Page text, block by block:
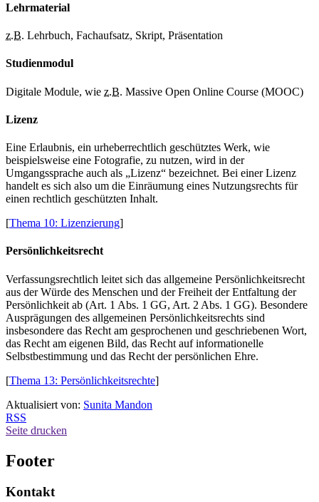
Lehrmaterial
z.B. Lehrbuch, Fachaufsatz, Skript, Präsentation
Studienmodul
Digitale Module, wie z.B. Massive Open Online Course (MOOC)
Lizenz
Eine Erlaubnis, ein urheberrechtlich geschütztes Werk, wie
beispielsweise eine Fotografie, zu nutzen, wird in der
Umgangssprache auch als „Lizenz“ bezeichnet. Bei einer Lizenz
handelt es sich also um die Einräumung eines Nutzungsrechts für
einen rechtlich geschützten Inhalt.
[Thema 10: Lizenzierung]
Persönlichkeitsrecht
Verfassungsrechtlich leitet sich das allgemeine Persönlichkeitsrecht
aus der Würde des Menschen und der Freiheit der Entfaltung der
Persönlichkeit ab (Art. 1 Abs. 1 GG, Art. 2 Abs. 1 GG). Besondere
Ausprägungen des allgemeinen Persönlichkeitsrechts sind
insbesondere das Recht am gesprochenen und geschriebenen Wort,
das Recht am eigenen Bild, das Recht auf informationelle
Selbstbestimmung und das Recht der persönlichen Ehre.
[Thema 13: Persönlichkeitsrechte]
Aktualisiert von: Sunita Mandon
RSS
Seite drucken
Footer
Kontakt